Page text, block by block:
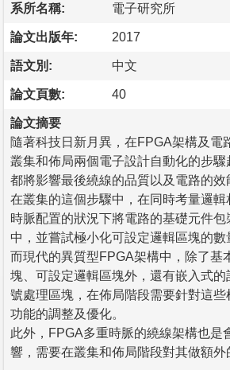
系所名稱: 電子研究所
論文出版年: 2017
語文別: 中文
論文頁數: 40
論文摘要
隨著科技日新月異，在FPGA架構及電
叢集和佈局兩個電子設計自動化的步
都將影響最後繞線的品質以及電路的效
在叢集的這個步驟中，在同時考量邏輯
時脈配置的狀況下將電路的基礎元件
中，並嘗試極小化可設定邏輯區塊的數
而現代的異質型FPGA架構中，除了基
塊、可設定邏輯區塊外，還有嵌入式
號處理區塊，在佈局階段需要針對這
功能的調整及優化。
此外，FPGA多重時脈的繞線架構也是
響，需要在叢集和佈局階段對其做額外